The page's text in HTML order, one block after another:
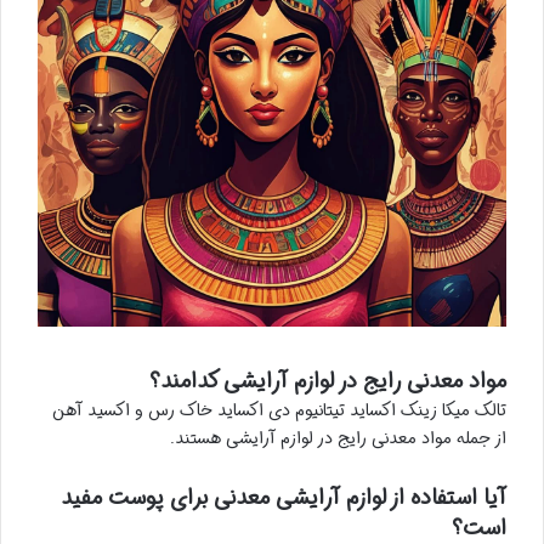
مواد معدنی رایج در لوازم آرایشی کدامند؟
تالک میکا زینک اکساید تیتانیوم دی اکساید خاک رس و اکسید آهن
از جمله مواد معدنی رایج در لوازم آرایشی هستند.
آیا استفاده از لوازم آرایشی معدنی برای پوست مفید
است؟